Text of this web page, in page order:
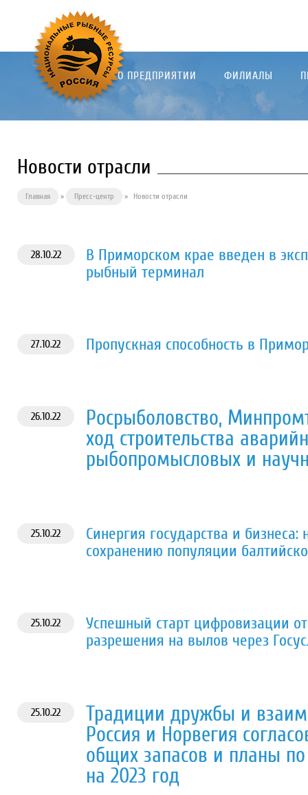
О ПРЕДПРИЯТИИ ФИЛИАЛЫ
Новости отрасли
Главная » Пресс-центр » Новости отрасли
28.10.22
В Приморском крае введен в
рыбный терминал
27.10.22 Пропускная способность в
26.10.22
Росрыболовство,
ход строительства
рыбопромысловых и
25.10.22
Синергия государства и
сохранению популяции
25.10.22
Успешный старт цифровизации
разрешения на вылов через
25.10.22
Традиции дружбы и
Россия и Норвегия
общих запасов и планы
на 2023 год